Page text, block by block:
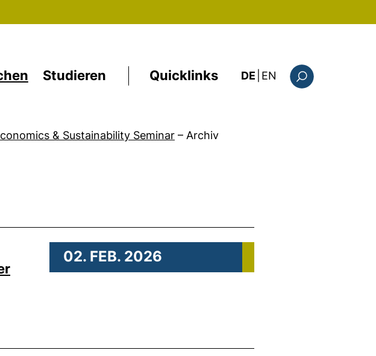
Studieren Quicklinks DE EN : this page in
& Sustainability Seminar – Archiv
02. FEB. 2026